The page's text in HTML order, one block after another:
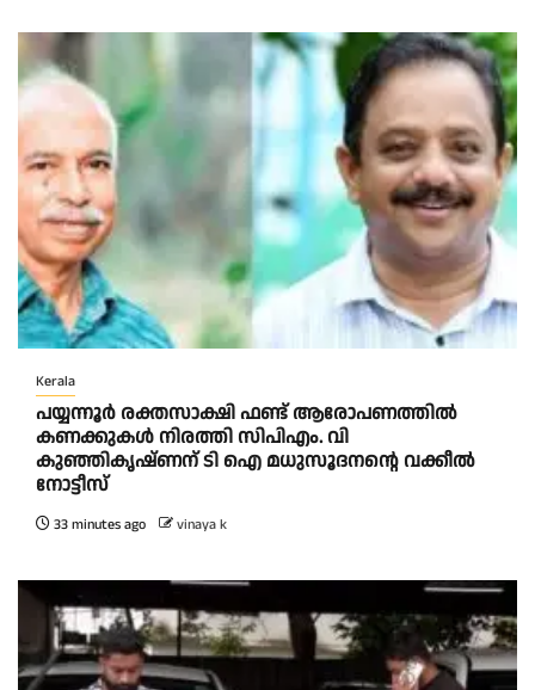
Kerala
പയ്യന്നൂർ രക്തസാക്ഷി ഫണ്ട് ആരോപണത്തിൽ
കണക്കുകൾ നിരത്തി സിപിഎം. വി
കുഞ്ഞികൃഷ്ണന് ടി ഐ മധുസൂദനൻ്റെ വക്കീൽ
നോട്ടീസ്
33 minutes ago vinaya k